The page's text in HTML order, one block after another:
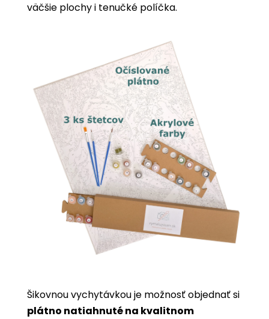
väčšie plochy i tenučké políčka.
Šikovnou vychytávkou je možnosť objednať si
plátno natiahnuté na kvalitnom